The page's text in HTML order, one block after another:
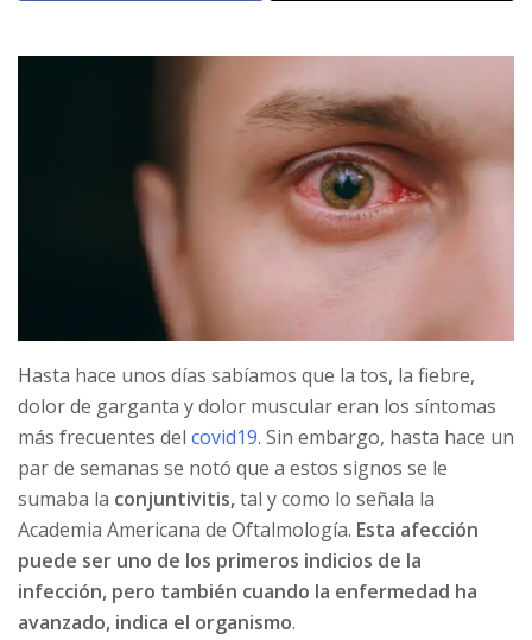
Hasta hace unos días sabíamos que la tos, la fiebre,
dolor de garganta y dolor muscular eran los síntomas
más frecuentes del covid19. Sin embargo, hasta hace un
par de semanas se notó que a estos signos se le
sumaba la conjuntivitis,tal y como lo señala la
Academia Americana de Oftalmología. Esta afección
puede ser uno de los primeros indicios de la
infección, pero también cuando la enfermedad ha
avanzado, indica el organismo.